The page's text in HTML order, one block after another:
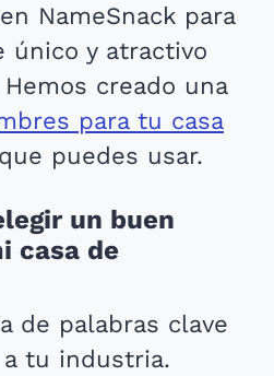
NameSnack para
único y atractivo
creado una
para tu casa
que puedes usar.
un buen
casa de
de palabras clave
tu industria.